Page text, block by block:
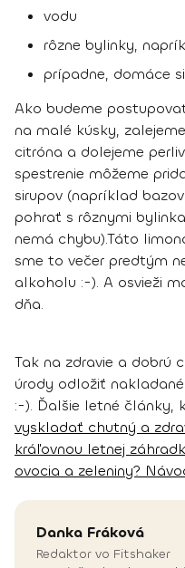
vodu
rôzne bylinky,
prípadne, domáce
Ako budeme
na malé kúsky,
citróna a dolejeme
spestrenie môžeme
sirupov (napríklad
pohrať s rôznymi
nemá chybu).Táto
sme to večer predtým
alkoholu :-). A osvieži
dňa.
Tak na zdravie a dobrú
úrody odložiť
:-). Ďalšie letné články,
vyskladať chutný a
kráľovnou letnej
ovocia a zeleniny?
Danka Fráková
Redaktor vo Fitshaker